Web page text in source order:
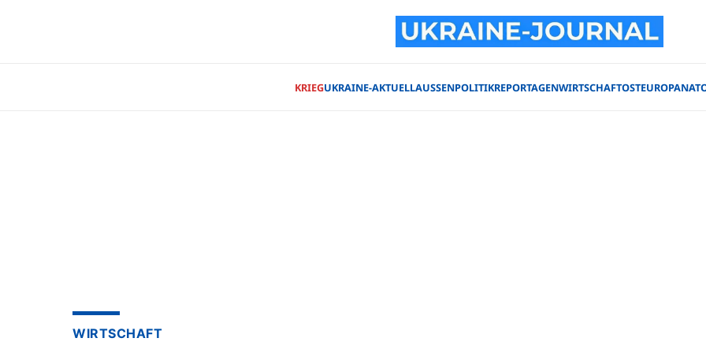
KRIEGUKRAINE-AKTUELLAUSSENPOLITIK REPORTAGENWIRTSCHAFTOSTEUROPA
WIRTSCHAFT